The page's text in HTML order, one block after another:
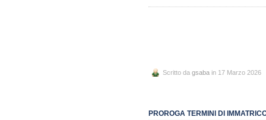
Scritto da gsaba in 17 Marzo 2026
PROROGA TERMINI DI